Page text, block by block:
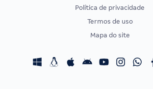
CONCURSOS POR PROFISSÃO
Concursos Fiscais
EXAME DE
Calendário
Política de privacidade
Termos de uso
Mapa do site